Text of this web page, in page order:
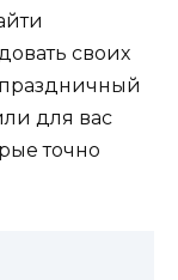
своих
для вас
точно